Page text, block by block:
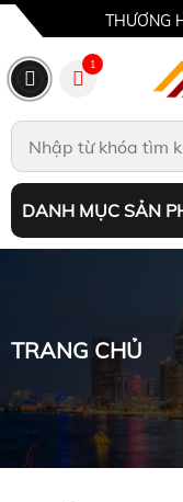
THƯƠNG
1
DANH MỤC SẢN
TRANG CHỦ